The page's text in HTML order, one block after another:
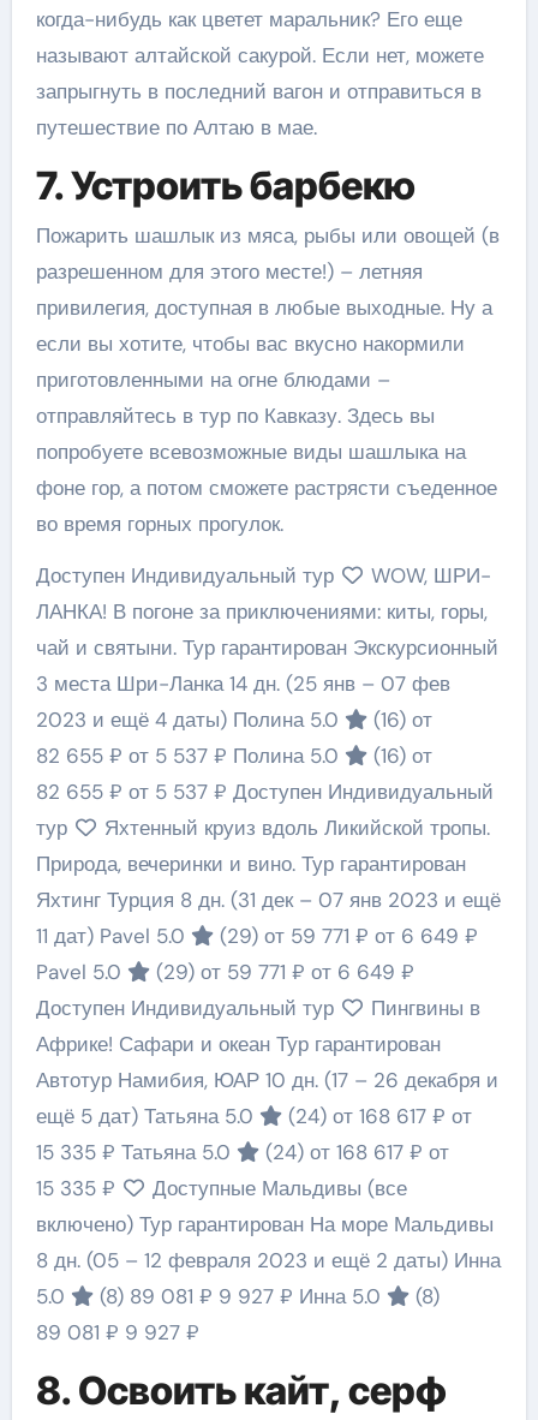
когда-нибудь как цветет маральник? Его еще
называют алтайской сакурой. Если нет, можете
запрыгнуть в последний вагон и отправиться в
путешествие по Алтаю в мае.
7. Устроить барбекю
Пожарить шашлык из мяса, рыбы или овощей (в
разрешенном для этого месте!) – летняя
привилегия, доступная в любые выходные. Ну а
если вы хотите, чтобы вас вкусно накормили
приготовленными на огне блюдами –
отправляйтесь в тур по Кавказу. Здесь вы
попробуете всевозможные виды шашлыка на
фоне гор, а потом сможете растрясти съеденное
во время горных прогулок.
Доступен Индивидуальный тур
WOW, ШРИ-
ЛАНКА! В погоне за приключениями: киты, горы,
чай и святыни. Тур гарантирован Экскурсионный
3 места Шри-Ланка14 дн. (25 янв – 07 фев
2023 и ещё 4 даты) Полина 5.0 (16) от
82 655 ₽ от 5 537 ₽ Полина 5.0 (16) от
82 655 ₽ от 5 537 ₽ Доступен Индивидуальный
тур
Яхтенный круиз вдоль Ликийской тропы.
Природа, вечеринки и вино. Тур гарантирован
Яхтинг Турция 8 дн. (31 дек – 07 янв 2023 и ещё
11 дат) Pavel 5.0 (29) от 59 771 ₽ от 6 649 ₽
Pavel 5.0
(29) от 59 771 ₽ от 6 649 ₽
Доступен Индивидуальный тур
Пингвины в
Африке! Сафари и океан Тур гарантирован
Автотур Намибия, ЮАР 10 дн. (17 – 26 декабря и
ещё 5 дат) Татьяна 5.0 (24) от 168 617 ₽ от
15 335 ₽ Татьяна 5.0 (24) от 168 617 ₽ от
15 335 ₽
Доступные Мальдивы (все
включено) Тур гарантирован На море Мальдивы
8 дн. (05 – 12 февраля 2023 и ещё 2 даты) Инна
5.0
(8) 89 081 ₽ 9 927 ₽ Инна 5.0
(8)
89 081 ₽ 9 927 ₽
8. Освоить кайт, серф